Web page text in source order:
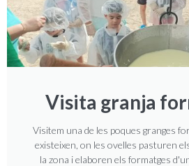
Visita granja
Visitem una de les poques granges
existeixen, on les ovelles pasturen
la zona i elaboren els formatges